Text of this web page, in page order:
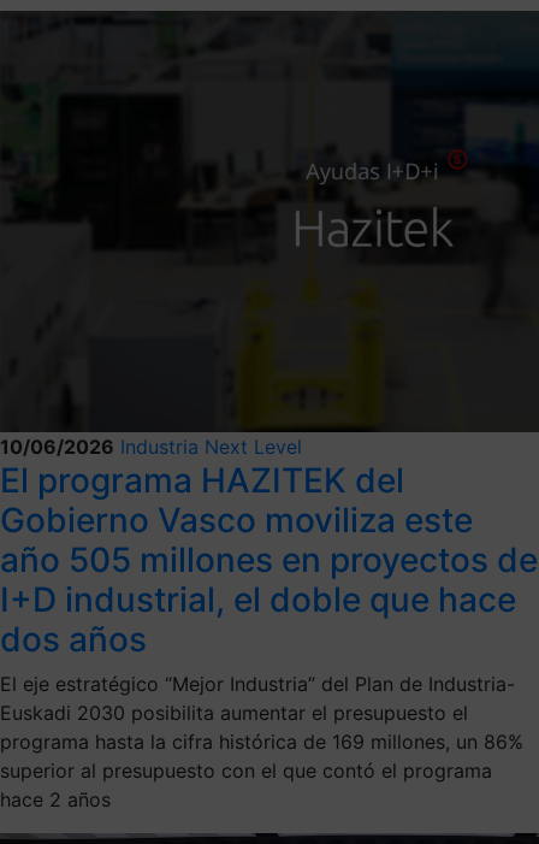
10/06/2026 Industria Next Level
El programa HAZITEK del
Gobierno Vasco moviliza este
año 505 millones en proyectos de
I+D industrial, el doble que hace
dos años
El eje estratégico “Mejor Industria” del Plan de Industria-
Euskadi 2030 posibilita aumentar el presupuesto el
programa hasta la cifra histórica de 169 millones, un 86%
superior al presupuesto con el que contó el programa
hace 2 años